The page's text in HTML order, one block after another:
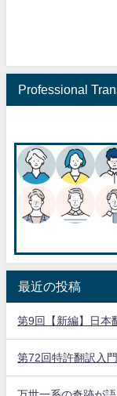
Professional
最近の投稿
第9回【新編】日本
第72回特許翻訳入門